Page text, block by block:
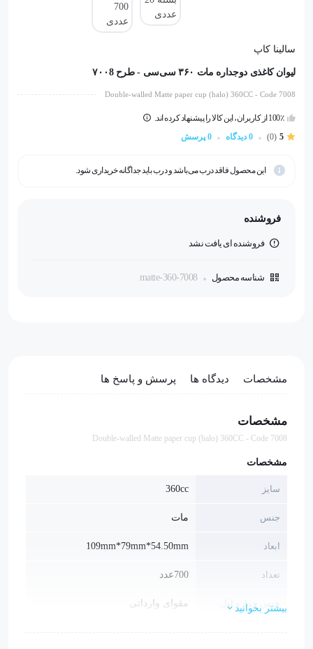
سالینا کاپ
لیوان کاغذی دوجداره مات ۳۶۰ سی‌سی - طرح ۷۰۰8
Double-walled Matte paper cup (halo) 360CC - Code 7008
100٪ از کاربران، این کالا را پیشنهاد کرده اند.
5
(0) 0 دیدگاه 0 پرسش
این محصول فاقد درب می‌باشد و درب باید جداگانه خریداری شود.
فروشنده
فروشنده ای یافت نشد
شناسه محصول matte-360-7008
مشخصات دیدگاه ها پرسش و پاسخ ها
مشخصات
Double-walled Matte paper cup (halo) 360CC - Code 7008
مشخصات
سایز 360cc
جنس مات
ابعاد 109mm*79mm*54.50mm
تعداد 700عدد
جنس جداره اول مقوای وارداتی بیشتر بخوانید